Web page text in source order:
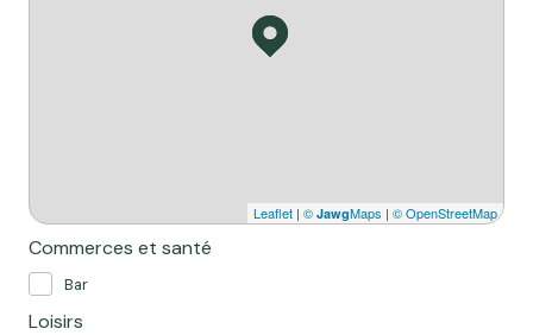
Leaflet | © JawgMaps | © OpenStreetMap
Commerces et santé
Bar
Loisirs